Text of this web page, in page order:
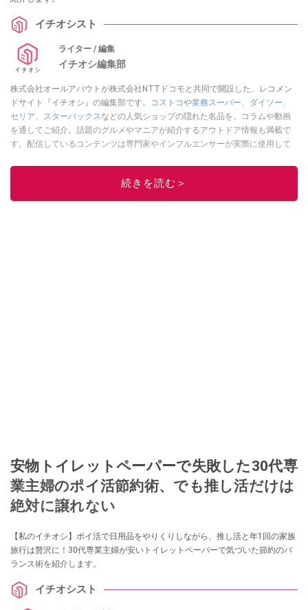
イチオシスト
ライター / 編集
イチオシ編集部
株式会社オールアバウトが株式会社NTTドコモと共同で開設した、レコメン
ドサイト『イチオシ』の編集部です。
コストコや業務スーパー ダイソー
セリア
スターバックス などの人気ショップの隠れた名品を、コラムや動画
を通してご紹介。話題のグルメやマニアが紹介するアウトドア情報も満載で
す。配信しているコンテンツは専門家やインフルエンサーが実際に使用して
ニュースでフォロー
続きを読む＞
安物トイレットペーパーで失敗した30代専
業主婦のポイ活節約術、でも推し活だけは
絶対に譲れない
【私のイチオシ】ポイ活で日用品をやりくりしながら、推し活と年1回の家族
旅行は贅沢に！30代専業主婦が安いトイレットペーパーで気づいた節約のバ
ランス術を紹介します。
イチオシスト